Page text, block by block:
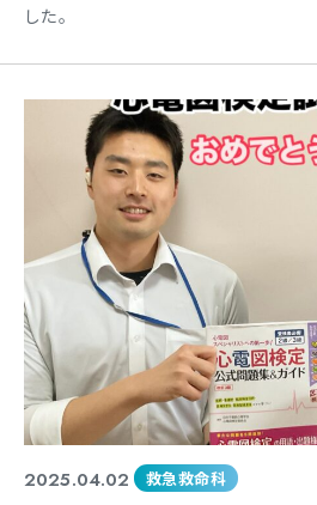
した。
2025.04.02 救急救命科